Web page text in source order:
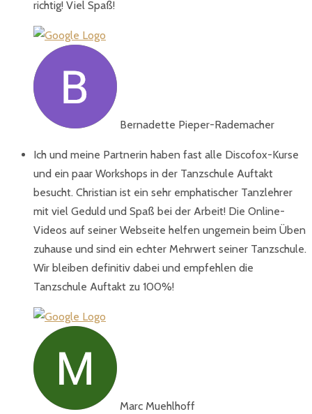
richtig! Viel Spaß!
Bernadette Pieper-Rademacher
Ich und meine Partnerin haben fast alle Discofox-Kurse
und ein paar Workshops in der Tanzschule Auftakt
besucht. Christian ist ein sehr emphatischer Tanzlehrer
mit viel Geduld und Spaß bei der Arbeit! Die Online-
Videos auf seiner Webseite helfen ungemein beim Üben
zuhause und sind ein echter Mehrwert seiner Tanzschule.
Wir bleiben definitiv dabei und empfehlen die
Tanzschule Auftakt zu 100%!
Marc Muehlhoff